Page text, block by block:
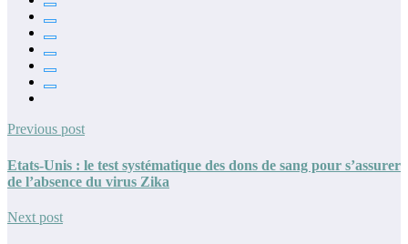
Previous post
Etats-Unis : le test systématique des dons de sang pour s’assurer
de l’absence du virus Zika
Next post